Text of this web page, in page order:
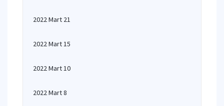
2022 Mart 21
2022 Mart 15
2022 Mart 10
2022 Mart 8